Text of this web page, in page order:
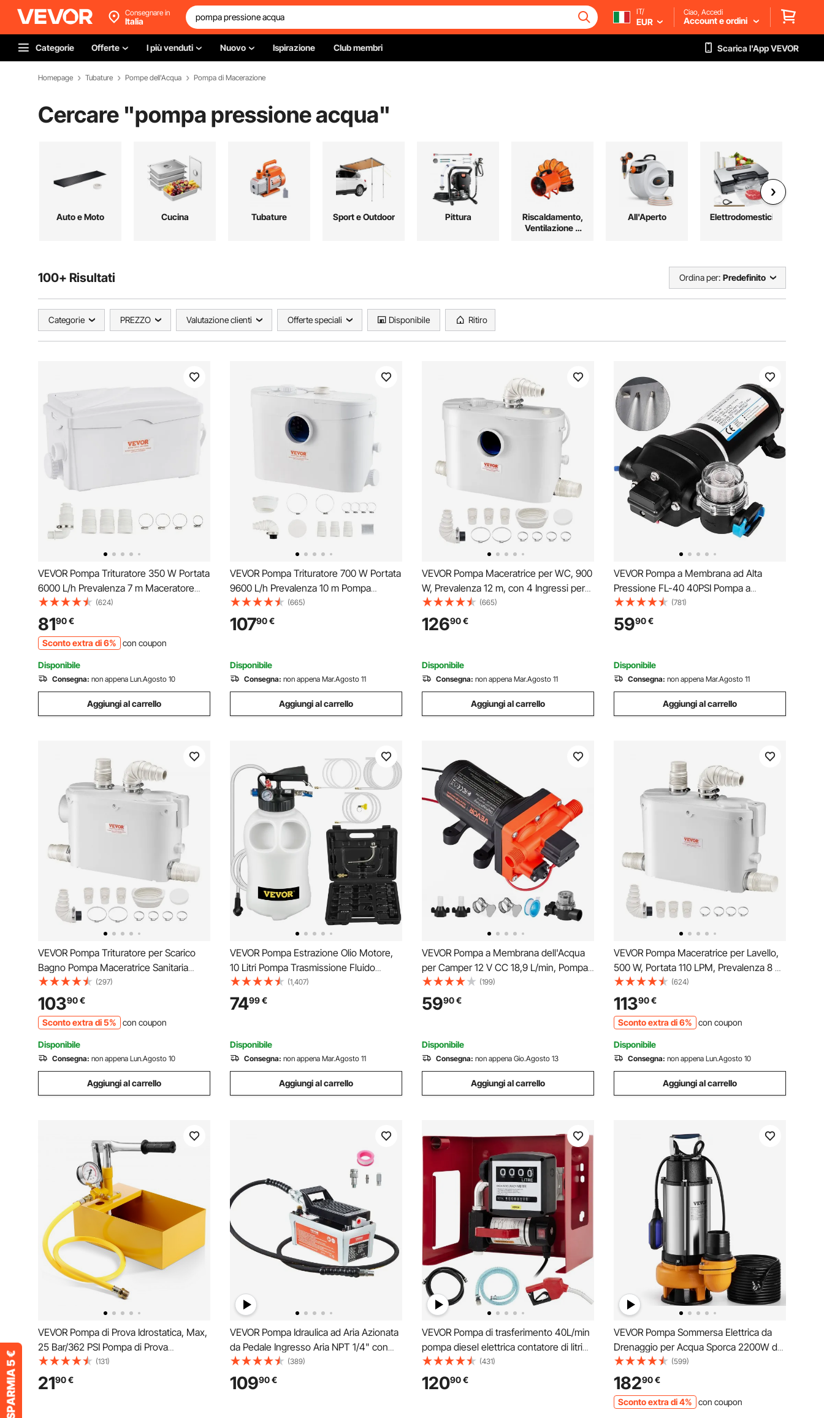
Consegnare in
Italia
IT/
EUR
Ciao, Accedi
Account e ordini
Categorie Offerte I più venduti Nuovo Ispirazione Club membri Scarica l'App VEVOR
Homepage Tubature Pompe dell'Acqua Pompa di Macerazione
Cercare "pompa pressione acqua"
Auto e Moto Cucina Tubature Sport e Outdoor Pittura
Riscaldamento,
Ventilazione e
All'Aperto Elettrodomestici
100+ Risultati Ordina per: Predefinito
Categorie PREZZO Valutazione clienti Offerte speciali Disponibile Ritiro
VEVOR Pompa Trituratore 350 W Portata
6000 L/h Prevalenza 7 m Maceratore
Pompa da per Acque Luride con 3
Ingressi Acqua per Cantina, Macchina
per lo Smaltimento delle Acque Reflue
della Lavanderia
(624)
8190€
Sconto extra di 6% con coupon
Disponibile
Consegna: non appena Lun.Agosto 10
Aggiungi al carrello
VEVOR Pompa Trituratore 700 W Portata
9600 L/h Prevalenza 10 m Pompa
Raccolta Fognature con Maceratore 3
Ingressi Acqua per Cantina, Macchina
per Smaltimento delle Acque Reflue
(665)
10790€
Disponibile
Consegna: non appena Mar.Agosto 11
Aggiungi al carrello
VEVOR Pompa Maceratrice per WC, 900
W, Prevalenza 12 m, con 4 Ingressi per
l'Acqua, Macchina per lo Smaltimento
delle Acque Reflue per WC,
Seminterrato, Doccia, Lavandino,
(665)
12690€
Disponibile
Consegna: non appena Mar.Agosto 11
Aggiungi al carrello
VEVOR Pompa a Membrana ad Alta
Pressione FL-40 40PSI Pompa a
Membrana per Acqua Spruzzatore
Autoadescante 17L / min 12V, Utilizzo
Camper/Barca/RV/Giardino/Industria
(781)
5990€
Disponibile
Consegna: non appena Mar.Agosto 11
Aggiungi al carrello
VEVOR Pompa Trituratore per Scarico
Bagno Pompa Maceratrice Sanitaria
500W Prevalenza Max. 8m 3 Entrate per
Tubi Portata Max. 6600L/h, Pompa
Trituratore WC 2900 giri/min Resistente
all'Acqua Calda
(297)
10390€
Sconto extra di 5% con coupon
Disponibile
Consegna: non appena Lun.Agosto 10
Aggiungi al carrello
VEVOR Pompa Estrazione Olio Motore,
10 Litri Pompa Trasmissione Fluido
Estrattore di Olio, 10L ATF Kit Cambio
Olio Manuale Sistema di Riempimento
Pompa del Liquido Strumento con 14
(1,407)
7499€
Disponibile
Consegna: non appena Mar.Agosto 11
Aggiungi al carrello
VEVOR Pompa a Membrana dell'Acqua
per Camper 12 V CC 18,9 L/min, Pompa
dell'Acqua a Membrana Autoadescante
a 4 Camere Pressione max. 70 PSI, per
Camper, Roulotte, Barche, Lavaggio
(199)
5990€
Disponibile
Consegna: non appena Gio.Agosto 13
Aggiungi al carrello
VEVOR Pompa Maceratrice per Lavello,
500 W, Portata 110 LPM, Prevalenza 8 m,
con 4 Ingressi per l'Acqua, Macchina per
Smaltimento delle Acque Reflue per
Cucina, Seminterrato, Doccia
(624)
11390€
Sconto extra di 6% con coupon
Disponibile
Consegna: non appena Lun.Agosto 10
Aggiungi al carrello
VEVOR Pompa di Prova Idrostatica, Max,
25 Bar/362 PSI Pompa di Prova
Pressione, Kit Tester della Pressione
dell'Acqua Manuale Idraulico a Valvola
Singola, Serbatoio dell'Acqua da 5,3L,
(131)
2190€
VEVOR Pompa Idraulica ad Aria Azionata
da Pedale Ingresso Aria NPT 1/4" con
Tubo 2m Capacità dell'Olio 1,6L, Pompa
Pneumatica a Pedale Pressione Max.
10000 PSI con Tubo 2m Capienza del
(389)
10990€
VEVOR Pompa di trasferimento 40L/min
pompa diesel elettrica contatore di litri
2800rpm pompa diesel elettrica
automatica 220V pompa olio inverso
autoadescante
(431)
12090€
VEVOR Pompa Sommersa Elettrica da
Drenaggio per Acqua Sporca 2200W da
Giardino Laghi Pozzo, Elettropompa a
Immersione per Drenaggio di Acque
Sporche Nere Scure 10A 2200W per
Piscina Giardino Pozzetto
(599)
18290€
Sconto extra di 4% con coupon